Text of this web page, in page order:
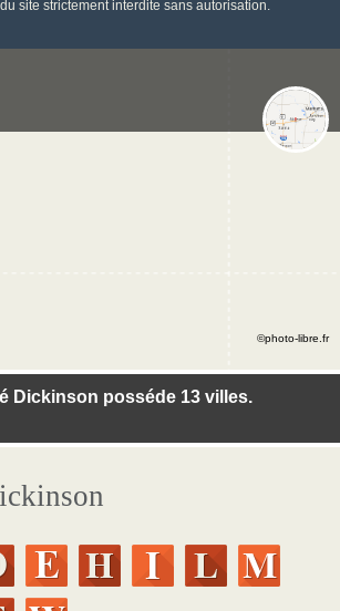
site strictement interdite sans autorisation.
Dickinson posséde 13 villes.
©photo-libre.fr